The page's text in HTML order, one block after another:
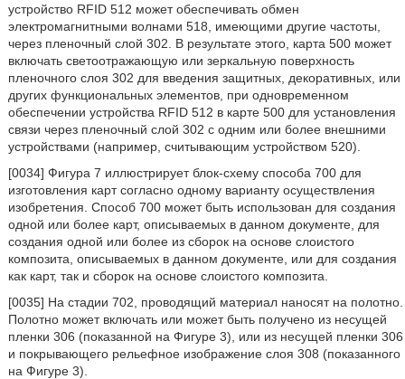
устройство RFID 512 может обеспечивать обмен
электромагнитными волнами 518, имеющими другие частоты,
через пленочный слой 302. В результате этого, карта 500 может
включать светоотражающую или зеркальную поверхность
пленочного слоя 302 для введения защитных, декоративных, или
других функциональных элементов, при одновременном
обеспечении устройства RFID 512 в карте 500 для установления
связи через пленочный слой 302 с одним или более внешними
устройствами (например, считывающим устройством 520).
[0034] Фигура 7 иллюстрирует блок-схему способа 700 для
изготовления карт согласно одному варианту осуществления
изобретения. Способ 700 может быть использован для создания
одной или более карт, описываемых в данном документе, для
создания одной или более из сборок на основе слоистого
композита, описываемых в данном документе, или для создания
как карт, так и сборок на основе слоистого композита.
[0035] На стадии 702, проводящий материал наносят на полотно.
Полотно может включать или может быть получено из несущей
пленки 306 (показанной на Фигуре 3), или из несущей пленки 306
и покрывающего рельефное изображение слоя 308 (показанного
на Фигуре 3).